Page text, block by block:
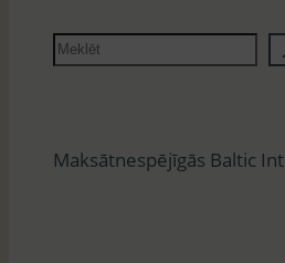
M
e
ē
Maksātnespējīgās Baltic